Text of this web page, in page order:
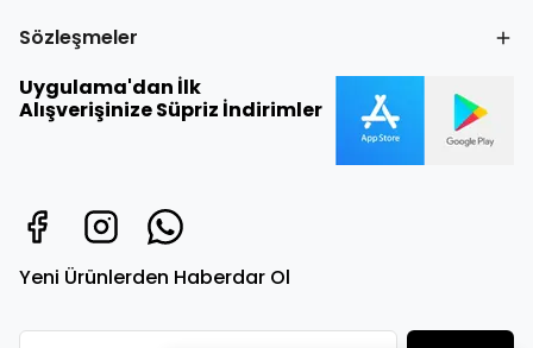
Sözleşmeler
Uygulama'dan İlk
Alışverişinize Süpriz İndirimler
Yeni Ürünlerden Haberdar Ol